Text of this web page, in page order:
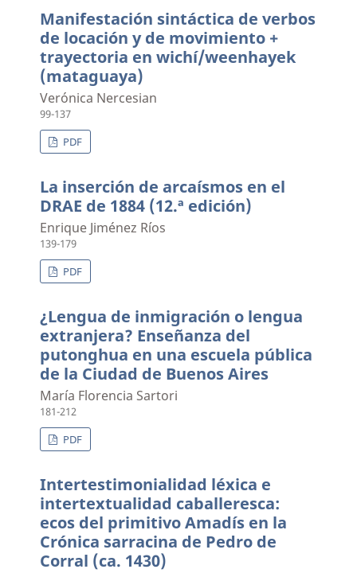
Manifestación sintáctica de verbos
de locación y de movimiento +
trayectoria en wichí/weenhayek
(mataguaya)
Verónica Nercesian
99-137
PDF
La inserción de arcaísmos en el
DRAE de 1884 (12.ª edición)
Enrique Jiménez Ríos
139-179
PDF
¿Lengua de inmigración o lengua
extranjera? Enseñanza del
putonghua en una escuela pública
de la Ciudad de Buenos Aires
María Florencia Sartori
181-212
PDF
Intertestimonialidad léxica e
intertextualidad caballeresca:
ecos del primitivo Amadís en la
Crónica sarracina de Pedro de
Corral (ca. 1430)